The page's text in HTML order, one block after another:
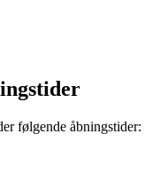
følgende åbningstider: